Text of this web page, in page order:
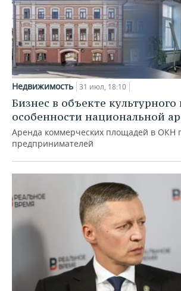
Недвижимость 31 июл, 18:10
Бизнес в объекте культурного
особенности национальной
Аренда коммерческих площадей в ОКН
предпринимателей